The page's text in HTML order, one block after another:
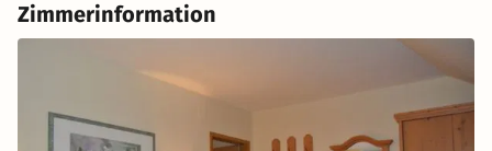
Zimmerinformation